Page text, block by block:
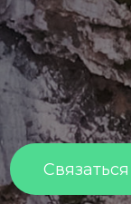
Связаться